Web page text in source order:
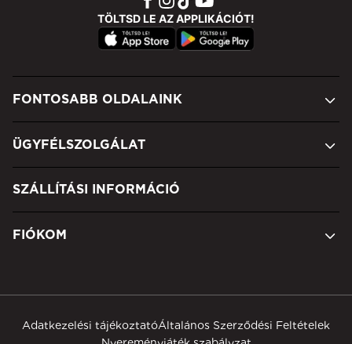
TÖLTSD LE AZ APPLIKÁCIÓT!
FONTOSABB OLDALAINK
ÜGYFÉLSZOLGÁLAT
SZÁLLÍTÁSI INFORMÁCIÓ
FIÓKOM
Adatkezelési tájékoztatóÁltalános Szerződési Feltételek